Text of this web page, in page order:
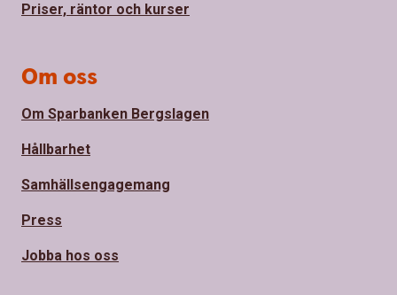
Priser, räntor och kurser
Om oss
Om Sparbanken Bergslagen
Hållbarhet
Samhällsengagemang
Press
Jobba hos oss